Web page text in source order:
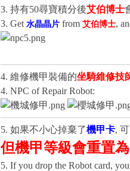
3. 持有50尋寶積分後艾伯博士
3. Get 水晶晶片 from 艾伯博士,
4. 維修機甲裝備的坐騎維修技
4. NPC of Repair Robot:
5. 如果不小心掉棄了機甲卡,
但機甲等級會重置
5. If you drop the Robot card,